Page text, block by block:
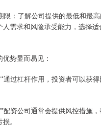
限：了解公司提供的最低和最
人需求和风险承受能力，选择
势显而易见：
通过杠杆作用，投资者可以获
配资公司通常会提供风控措施
。